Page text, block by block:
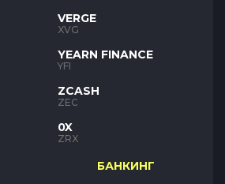
VERGE
XVG
YEARN FINANCE
YFI
ZCASH
ZEC
0X
ZRX
БАНКИНГ